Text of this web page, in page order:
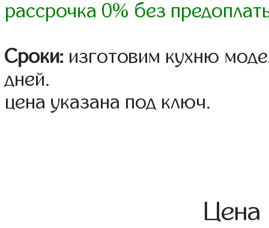
рассрочка 0% без
Сроки: изготовим кухню
дней.
цена указана под ключ.
Цена